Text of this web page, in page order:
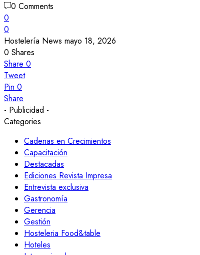
0 Comments
0
0
Hostelería News mayo 18, 2026
0 Shares
Share 0
Tweet
Pin 0
Share
- Publicidad -
Categories
Cadenas en Crecimientos
Capacitación
Destacadas
Ediciones Revista Impresa
Entrevista exclusiva
Gastronomía
Gerencia
Gestión
Hosteleria Food&table
Hoteles